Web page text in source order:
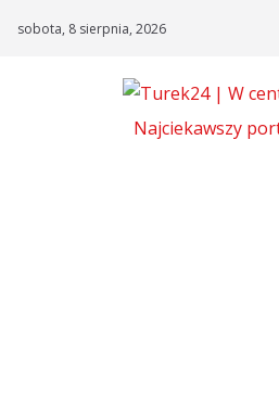
sobota, 8 sierpnia, 2026
Najciekawszy